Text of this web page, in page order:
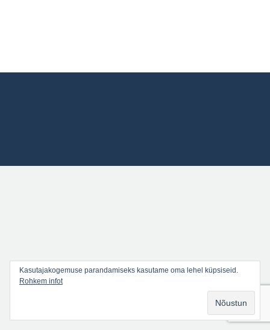
Kasutajakogemuse parandamiseks kasutame oma lehel küpsiseid.
Rohkem infot